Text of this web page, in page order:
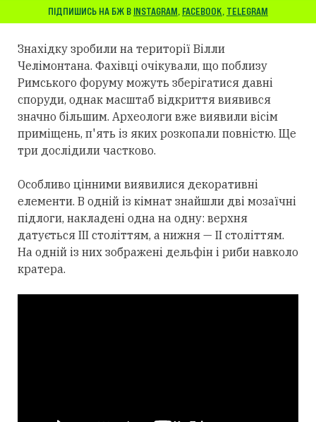
ПІДПИШИСЬ НА БЖ В INSTAGRAM, FACEBOOK, TELEGRAM
Знахідку зробили на території Вілли
Челімонтана. Фахівці очікували, що поблизу
Римського форуму можуть зберігатися давні
споруди, однак масштаб відкриття виявився
значно більшим. Археологи вже виявили вісім
приміщень, п'ять із яких розкопали повністю. Ще
три дослідили частково.
Особливо цінними виявилися декоративні
елементи. В одній із кімнат знайшли дві мозаїчні
підлоги, накладені одна на одну: верхня
датується III століттям, а нижня — II століттям.
На одній із них зображені дельфін і риби навколо
кратера.